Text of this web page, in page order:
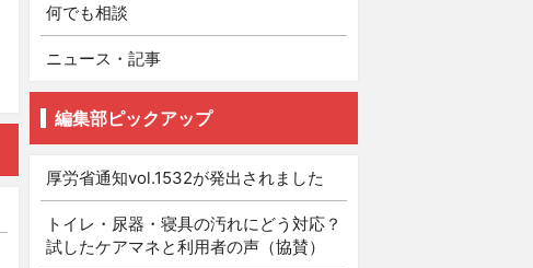
何でも相談
ニュース・記事
編集部ピックアップ
厚労省通知vol.1532が発出されました
トイレ・尿器・寝具の汚れにどう対応？
試したケアマネと利用者の声（協賛）